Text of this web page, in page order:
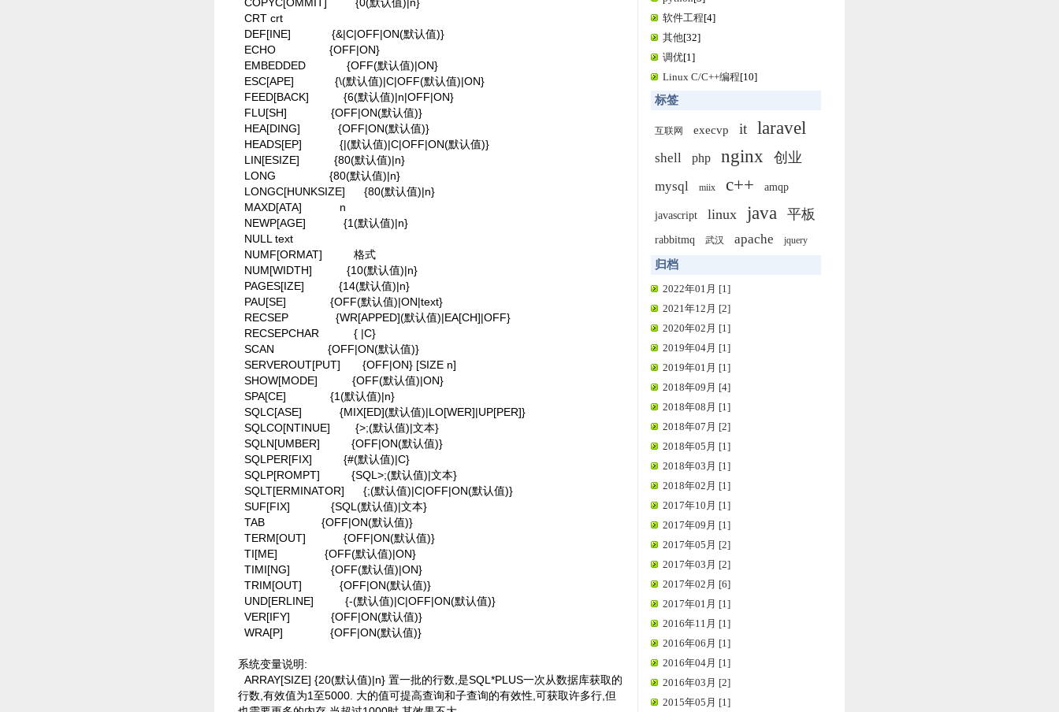
CRT crt
DEF[INE]
{&|C|OFF|ON(默认值)}
ECHO
{OFF|ON}
EMBEDDED
{OFF(默认值)|ON}
ESC[APE]
{\(默认值)|C|OFF(默认值)|ON}
FEED[BACK]
{6(默认值)|n|OFF|ON}
FLU[SH]
{OFF|ON(默认值)}
HEA[DING]
{OFF|ON(默认值)}
HEADS[EP]
{|(默认值)|C|OFF|ON(默认值)}
LIN[ESIZE]
{80(默认值)|n}
LONG
{80(默认值)|n}
LONGC[HUNKSIZE]
{80(默认值)|n}
MAXD[ATA]
n
NEWP[AGE]
{1(默认值)|n}
NULL text
NUMF[ORMAT]
格式
NUM[WIDTH]
{10(默认值)|n}
PAGES[IZE]
{14(默认值)|n}
PAU[SE]
{OFF(默认值)|ON|text}
RECSEP
{WR[APPED](默认值)|EA[CH]|OFF}
RECSEPCHAR
{ |C}
SCAN
{OFF|ON(默认值)}
SERVEROUT[PUT]
{OFF|ON} [SIZE n]
SHOW[MODE]
{OFF(默认值)|ON}
SPA[CE]
{1(默认值)|n}
SQLC[ASE]
{MIX[ED](默认值)|LO[WER]|UP[PER]}
SQLCO[NTINUE]
{>;(默认值)|文本}
SQLN[UMBER]
{OFF|ON(默认值)}
SQLPER[FIX]
{#(默认值)|C}
SQLP[ROMPT]
{SQL>;(默认值)|文本}
SQLT[ERMINATOR]
{;(默认值)|C|OFF|ON(默认值)}
SUF[FIX]
{SQL(默认值)|文本}
TAB
{OFF|ON(默认值)}
TERM[OUT]
{OFF|ON(默认值)}
TI[ME]
{OFF(默认值)|ON}
TIMI[NG]
{OFF(默认值)|ON}
TRIM[OUT]
{OFF|ON(默认值)}
UND[ERLINE]
{-(默认值)|C|OFF|ON(默认值)}
VER[IFY]
{OFF|ON(默认值)}
WRA[P]
{OFF|ON(默认值)}
系统变量说明:
ARRAY[SIZE] {20(默认值)|n} 置一批的行数,是SQL*PLUS一次从数据库获取的
行数,有效值为1至5000. 大的值可提高查询和子查询的有效性,可获取许多行,但
软件工程[4]
其他[32]
调优[1]
Linux C/C++编程[10]
标签
互联网 execvp it laravel
shell php nginx 创业
mysql miix c++ amqp
javascript linux java 平板
rabbitmq 武汉 apache jquery
归档
2022年01月 [1]
2021年12月 [2]
2020年02月 [1]
2019年04月 [1]
2019年01月 [1]
2018年09月 [4]
2018年08月 [1]
2018年07月 [2]
2018年05月 [1]
2018年03月 [1]
2018年02月 [1]
2017年10月 [1]
2017年09月 [1]
2017年05月 [2]
2017年03月 [2]
2017年02月 [6]
2017年01月 [1]
2016年11月 [1]
2016年06月 [1]
2016年04月 [1]
2016年03月 [2]
2015年05月 [1]